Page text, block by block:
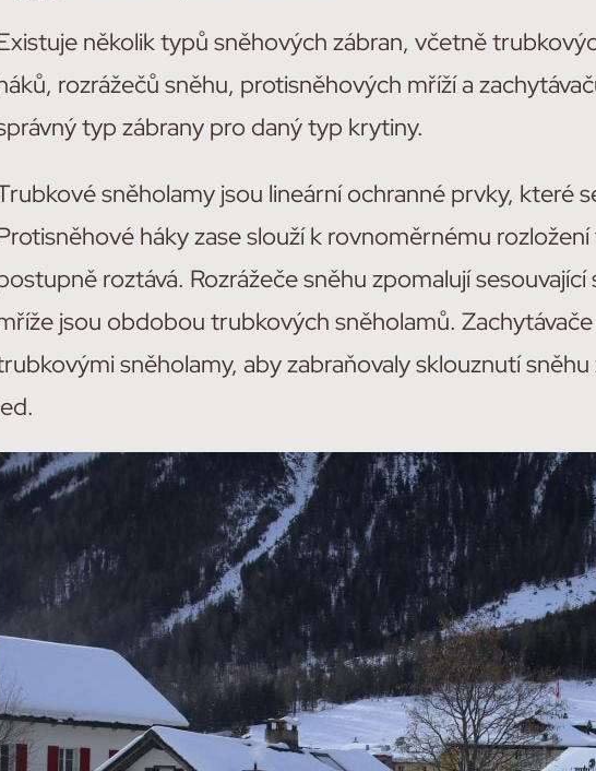
několik typů sněhových zábran, včetně
rozrážečů sněhu, protisněhových mříží a
typ zábrany pro daný typ krytiny.
sněholamy jsou lineární ochranné prvky, které
háky zase slouží k rovnoměrnému
roztává. Rozrážeče sněhu zpomalují
jsou obdobou trubkových sněholamů.
sněholamy, aby zabraňovaly sklouznutí